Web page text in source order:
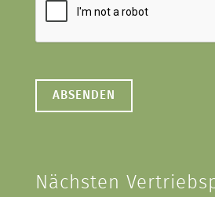
Nächsten